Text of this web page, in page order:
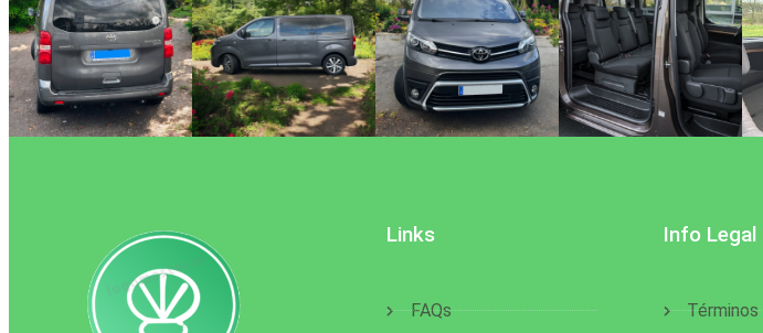
Links
FAQs
Info Legal